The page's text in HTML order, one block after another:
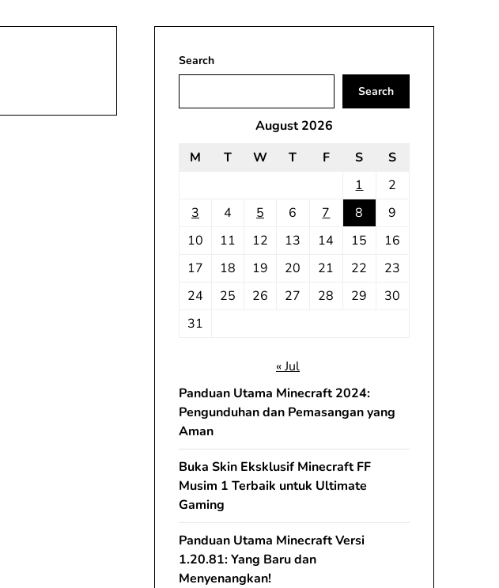
Search
Search
August 2026
M
T W T F S
S
1
2
3
4 5 6 7 8
9
10
11 12 13 14 15
16
17
18 19 20 21 22
23
24
25 26 27 28 29
30
31
« Jul
Panduan Utama Minecraft 2024:
Pengunduhan dan Pemasangan yang
Aman
Buka Skin Eksklusif Minecraft FF
Musim 1 Terbaik untuk Ultimate
Gaming
Panduan Utama Minecraft Versi
1.20.81: Yang Baru dan
Menyenangkan!